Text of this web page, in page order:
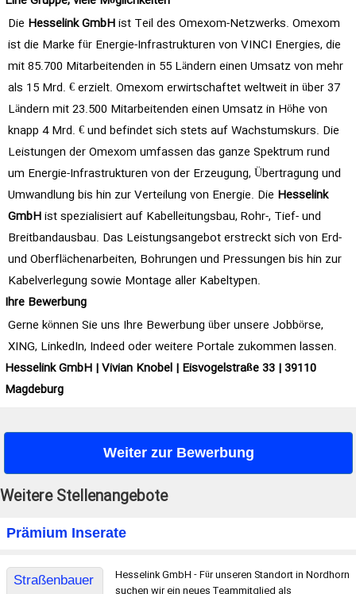
Die Hesselink GmbHist Teil des Omexom-Netzwerks. Omexom
ist die Marke für Energie-Infrastrukturen von VINCI Energies, die
mit 85.700 Mitarbeitenden in 55 Ländern einen Umsatz von mehr
als 15 Mrd. € erzielt. Omexom erwirtschaftet weltweit in über 37
Ländern mit 23.500 Mitarbeitenden einen Umsatz in Höhe von
knapp 4 Mrd. € und befindet sich stets auf Wachstumskurs. Die
Leistungen der Omexom umfassen das ganze Spektrum rund
um Energie-Infrastrukturen von der Erzeugung, Übertragung und
Umwandlung bis hin zur Verteilung von Energie. Die Hesselink
GmbHist spezialisiert auf Kabelleitungsbau, Rohr-, Tief- und
Breitbandausbau. Das Leistungsangebot erstreckt sich von Erd-
und Oberflächenarbeiten, Bohrungen und Pressungen bis hin zur
Kabelverlegung sowie Montage aller Kabeltypen.
Ihre Bewerbung
Gerne können Sie uns Ihre Bewerbung über unsere Jobbörse,
XING, LinkedIn, Indeed oder weitere Portale zukommen lassen.
Hesselink GmbH | Vivian Knobel | Eisvogelstraße 33 | 39110
Magdeburg
Weiter zur Bewerbung
Weitere Stellenangebote
Prämium Inserate
Straßenbauer
Hesselink GmbH - Für unseren Standort in Nordhorn
suchen wir ein neues Teammitglied als